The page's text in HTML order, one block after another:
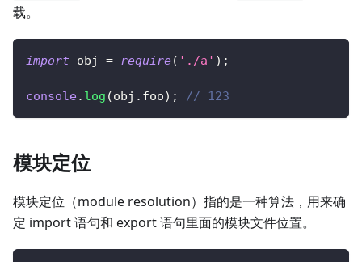
载。
import obj = require( './a' ) ;
console. log (obj . foo) ; // 123
模块定位
模块定位（module resolution）指的是一种算法，用来确
定 import 语句和 export 语句里面的模块文件位置。